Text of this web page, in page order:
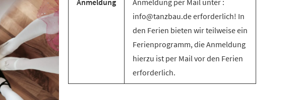
Anmeldung
Anmeldung per Mail unter :
info@tanzbau.de erforderlich! In
den Ferien bieten wir teilweise ein
Ferienprogramm, die Anmeldung
hierzu ist per Mail vor den Ferien
erforderlich.